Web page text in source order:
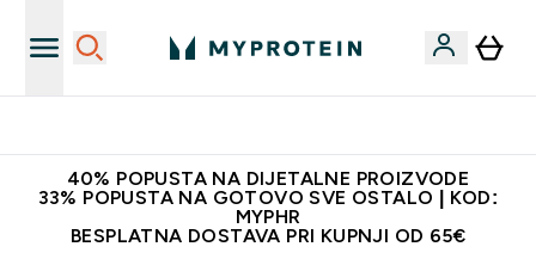
40% POPUSTA NA DIJETALNE PROIZVODE
33% POPUSTA NA GOTOVO SVE OSTALO | KOD:
MYPHR
BESPLATNA DOSTAVA PRI KUPNJI OD 65€